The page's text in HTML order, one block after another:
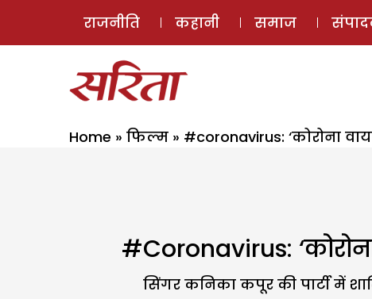
राजनीति कहानी समाज
Home » फिल्म » #coronavirus: ‘कोरोना
#coronavirus:
सिंगर कनिका कपूर की पार्टी में